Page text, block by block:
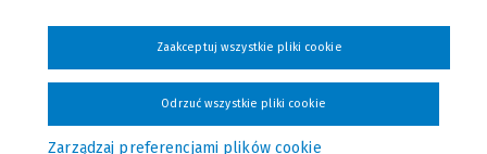
Zarządzaj preferencjami plików cookie
Odrzuć wszystkie pliki cookie
Zaakceptuj wszystkie pliki cookie